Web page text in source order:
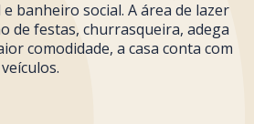
banheiro social. A área de lazer
de festas, churrasqueira, adega
comodidade, a casa conta com